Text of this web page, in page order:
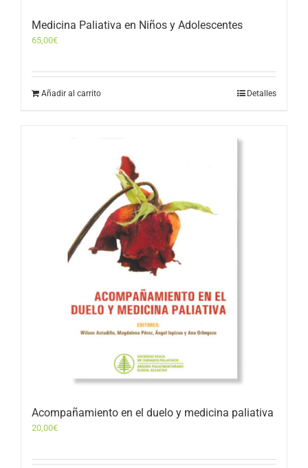
Medicina Paliativa en Niños y Adolescentes
65,00€
Añadir al carrito Detalles
Acompañamiento en el duelo y medicina paliativa
20,00€